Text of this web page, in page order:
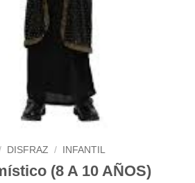
DISFRAZ / INFANTIL
(8 A 10 AÑOS)